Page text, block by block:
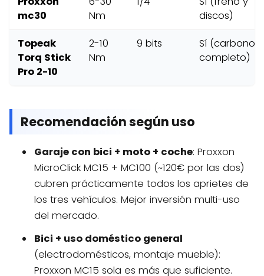
mc30
Nm
discos)
Topeak
Torq Stick
Pro 2-10
2-10
Nm
9 bits
Sí (carbono
completo)
Recomendación según uso
Garaje con bici + moto + coche: Proxxon
MicroClick MC15 + MC100 (~120€ por las dos)
cubren prácticamente todos los aprietes de
los tres vehículos. Mejor inversión multi-uso
del mercado.
Bici + uso doméstico general
(electrodomésticos, montaje mueble):
Proxxon MC15 sola es más que suficiente.